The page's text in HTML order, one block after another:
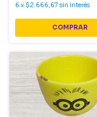
6 x $2.666,67 sin interés